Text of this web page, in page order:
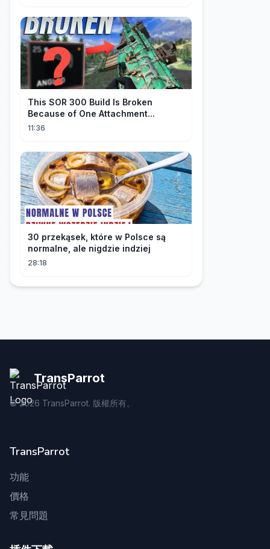
This SOR 300 Build Is Broken
Because of One Attachment...
11:36
30 przekąsek, które w Polsce są
normalne, ale nigdzie indziej
28:18
TransParrot
©2026 TransParrot. 版權所有。
TransParrot
功能
價格
常見問題